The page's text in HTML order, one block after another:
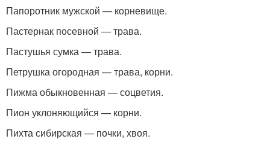
Папоротник мужской — корневище.
Пастернак посевной — трава.
Пастушья сумка — трава.
Петрушка огородная — трава, корни.
Пижма обыкновенная — соцветия.
Пион уклоняющийся — корни.
Пихта сибирская — почки, хвоя.